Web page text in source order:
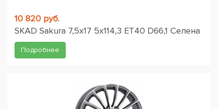
10 820 руб.
SKAD Sakura 7,5x17 5x114,3 ET40 D66,1 Селена
Подробнее